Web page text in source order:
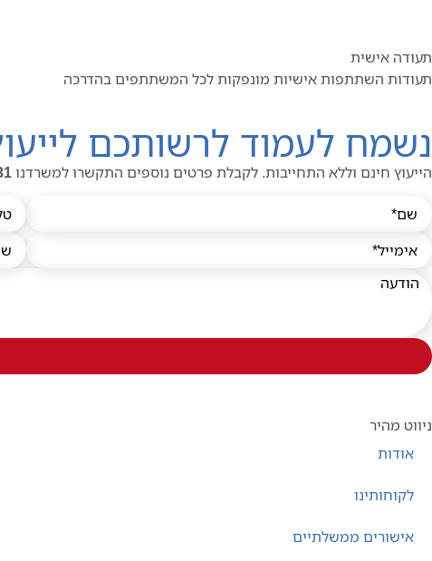
תעודה אישית
תעודות השתתפות אישיות מונפקות לכל המשתתפים בהדרכה
נשמח לעמוד לרשותכם
הייעוץ חינם וללא התחייבות. לקבלת פרטים נוספים התקשרו למשרדנו
ניווט מהיר
אודות
לקוחותינו
אישורים ממשלתיים